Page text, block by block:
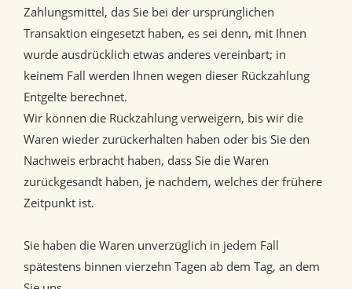
Zahlungsmittel, das Sie bei der ursprünglichen
Transaktion eingesetzt haben, es sei denn, mit Ihnen
wurde ausdrücklich etwas anderes vereinbart; in
keinem Fall werden Ihnen wegen dieser Rückzahlung
Entgelte berechnet.
Wir können die Rückzahlung verweigern, bis wir die
Waren wieder zurückerhalten haben oder bis Sie den
Nachweis erbracht haben, dass Sie die Waren
zurückgesandt haben, je nachdem, welches der frühere
Zeitpunkt ist.
Sie haben die Waren unverzüglich in jedem Fall
spätestens binnen vierzehn Tagen ab dem Tag, an dem